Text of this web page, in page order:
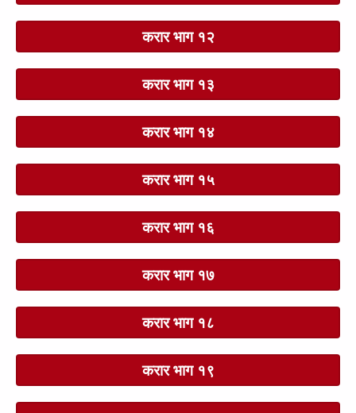
करार भाग १२
करार भाग १३
करार भाग १४
करार भाग १५
करार भाग १६
करार भाग १७
करार भाग १८
करार भाग १९